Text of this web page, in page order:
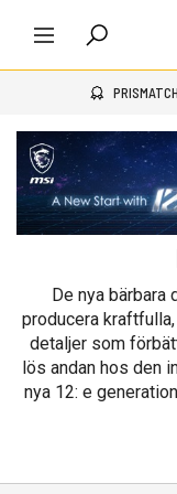
De nya bärbara
producera
detaljer som
lös andan hos den
nya 12: e